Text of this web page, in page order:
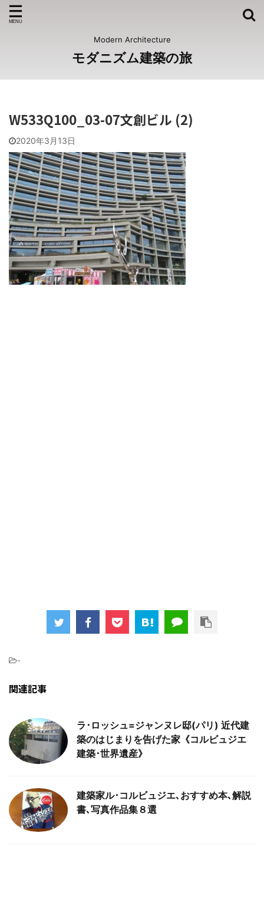
Modern Architecture
モダニズム建築の旅
W533Q100_03-07文創ビル (2)
2020年3月13日
-
関連記事
ラ･ロッシュ=ジャンヌレ邸(パリ) 近代建
築のはじまりを告げた家《コルビュジエ
建築･世界遺産》
建築家ル･コルビュジエ､おすすめ本､解説
書､写真作品集８選